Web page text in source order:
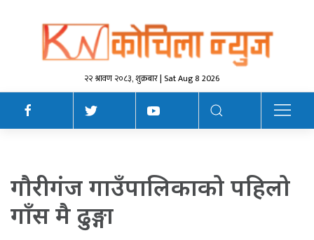
२२ श्रावण २०८३, शुक्रबार | Sat Aug 8 2026
गौरीगंज गाउँपालिकाको पहिलो
गाँस मै ढुङ्गा